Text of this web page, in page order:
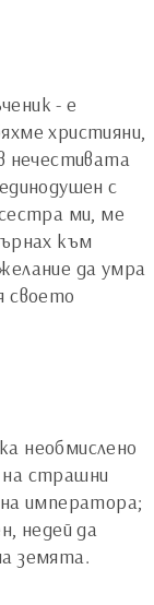
- е
християни,
нечестивата
с
ми, ме
към
да умра
своето
необмислено
на страшни
императора;
недей да
земята.